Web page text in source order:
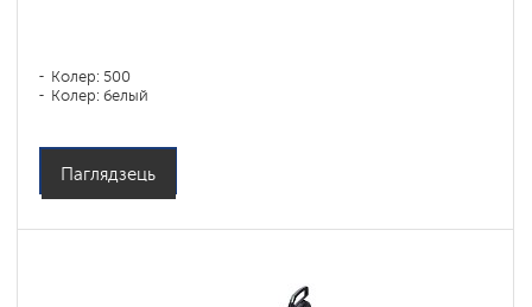
Колер: 500
Колер: белый
Паглядзець